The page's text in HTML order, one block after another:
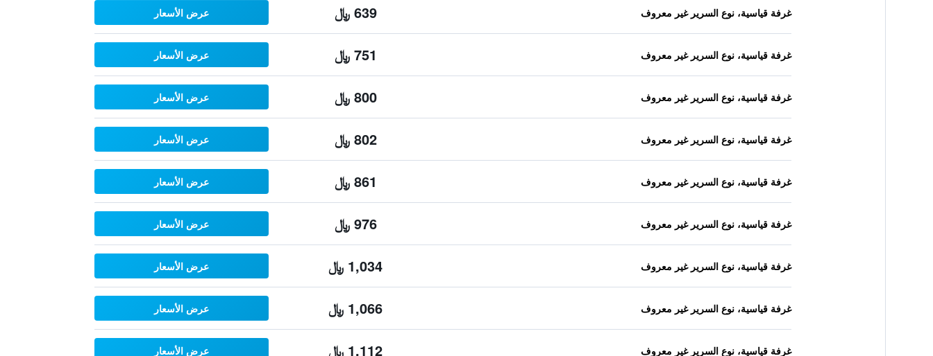
غرفة قياسية، نوع السرير غير معروف 639 ﷼ عرض الأسعار
غرفة قياسية، نوع السرير غير معروف 751 ﷼ عرض الأسعار
غرفة قياسية، نوع السرير غير معروف 800 ﷼ عرض الأسعار
غرفة قياسية، نوع السرير غير معروف 802 ﷼ عرض الأسعار
غرفة قياسية، نوع السرير غير معروف 861 ﷼ عرض الأسعار
غرفة قياسية، نوع السرير غير معروف 976 ﷼ عرض الأسعار
غرفة قياسية، نوع السرير غير معروف 1,034 ﷼ عرض الأسعار
غرفة قياسية، نوع السرير غير معروف 1,066 ﷼ عرض الأسعار
غرفة قياسية، نوع السرير غير معروف 1,112 ﷼ عرض الأسعار